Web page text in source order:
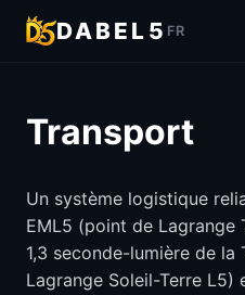
DABEL5 FR
Transport
Un système logistique
EML5 (point de Lagrange
1,3 seconde-lumière de la
Lagrange Soleil-Terre L5)